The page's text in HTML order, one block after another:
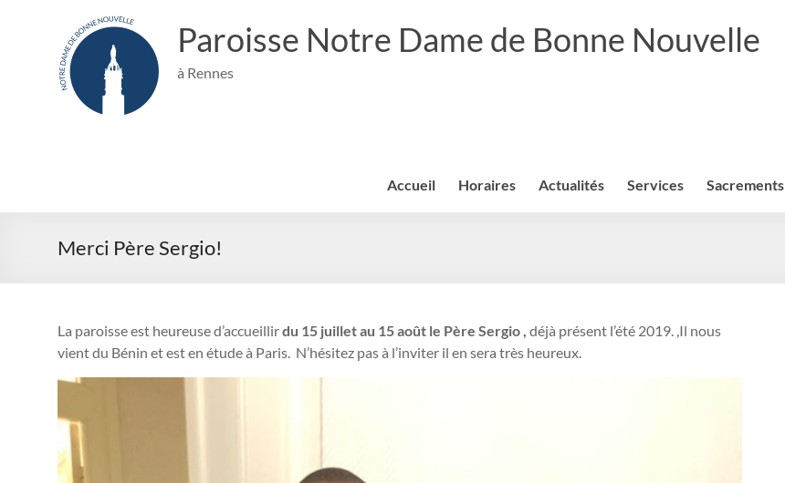
Paroisse Notre Dame de Bonne Nouvelle
à Rennes
Accueil Horaires Actualités Services Sacrements
Merci Père Sergio!
La paroisse est heureuse d’accueillirdu 15 juillet au 15 août le Père Sergio , déjà présent l’été 2019. ,Il nous
vient du Bénin et est en étude à Paris. N’hésitez pas à l’inviter il en sera très heureux.